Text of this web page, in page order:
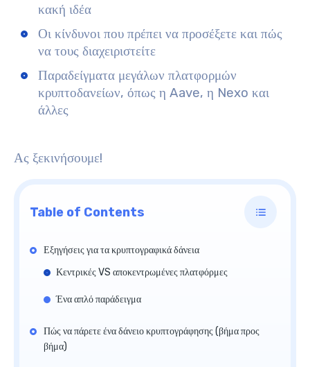
κακή ιδέα
Οι κίνδυνοι που πρέπει να προσέξετε και πώς
να τους διαχειριστείτε
Παραδείγματα μεγάλων πλατφορμών
κρυπτοδανείων, όπως η Aave, η Nexo και
άλλες
Ας ξεκινήσουμε!
Table of Contents
Εξηγήσεις για τα κρυπτογραφικά δάνεια
Κεντρικές VS αποκεντρωμένες πλατφόρμες
Ένα απλό παράδειγμα
Πώς να πάρετε ένα δάνειο κρυπτογράφησης (βήμα προς
βήμα)